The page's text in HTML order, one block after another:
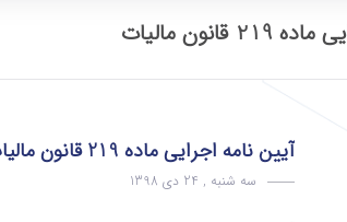
آیین نامه اجرایی ماده 219 قانون مالیات های مستقیم
سه شنبه , 24 دی 1398